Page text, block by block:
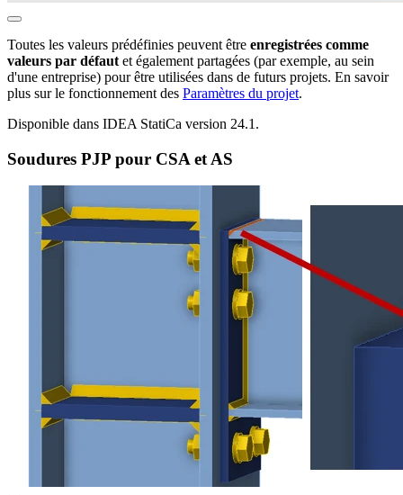
Toutes les valeurs prédéfinies peuvent être enregistrées comme
valeurs par défaut et également partagées (par exemple, au sein
d'une entreprise) pour être utilisées dans de futurs projets. En savoir
plus sur le fonctionnement des Paramètres du projet.
Disponible dans IDEA StatiCa version 24.1.
Soudures PJP pour CSA et AS